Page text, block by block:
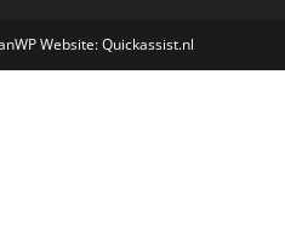
Website: Quickassist.nl